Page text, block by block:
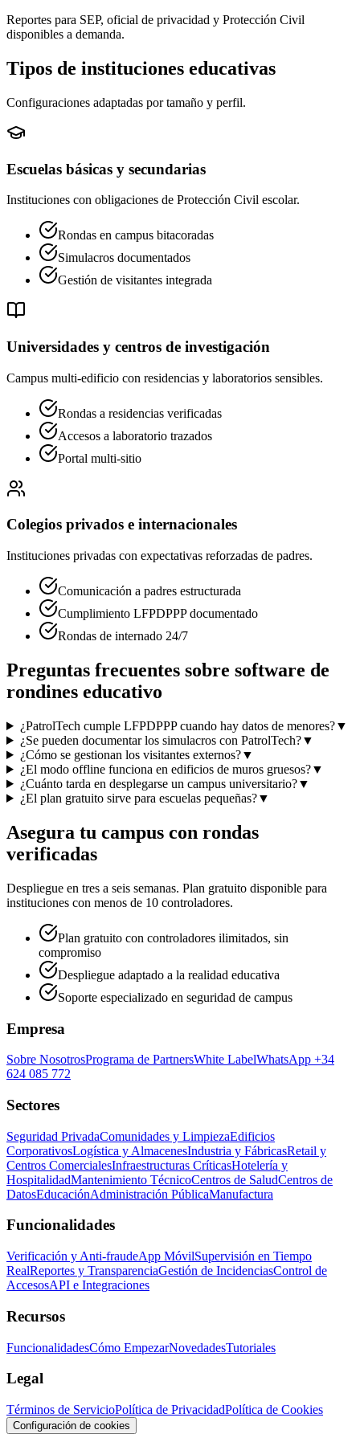
Reportes para SEP, oficial de privacidad y Protección Civil
disponibles a demanda.
Tipos de instituciones educativas
Configuraciones adaptadas por tamaño y perfil.
Escuelas básicas y secundarias
Instituciones con obligaciones de Protección Civil escolar.
Rondas en campus bitacoradas
Simulacros documentados
Gestión de visitantes integrada
Universidades y centros de investigación
Campus multi-edificio con residencias y laboratorios sensibles.
Rondas a residencias verificadas
Accesos a laboratorio trazados
Portal multi-sitio
Colegios privados e internacionales
Instituciones privadas con expectativas reforzadas de padres.
Comunicación a padres estructurada
Cumplimiento LFPDPPP documentado
Rondas de internado 24/7
Preguntas frecuentes sobre software de
rondines educativo
¿PatrolTech cumple LFPDPPP cuando hay datos de menores?▼
¿Se pueden documentar los simulacros con PatrolTech?▼
¿Cómo se gestionan los visitantes externos?▼
¿El modo offline funciona en edificios de muros gruesos?▼
¿Cuánto tarda en desplegarse un campus universitario?▼
¿El plan gratuito sirve para escuelas pequeñas?▼
Asegura tu campus con rondas
verificadas
Despliegue en tres a seis semanas. Plan gratuito disponible para
instituciones con menos de 10 controladores.
Plan gratuito con controladores ilimitados, sin
compromiso
Despliegue adaptado a la realidad educativa
Soporte especializado en seguridad de campus
Empresa
Sobre NosotrosPrograma de PartnersWhite LabelWhatsApp +34
624 085 772
Sectores
Seguridad PrivadaComunidades y LimpiezaEdificios
CorporativosLogística y AlmacenesIndustria y FábricasRetail y
Centros ComercialesInfraestructuras CríticasHotelería y
HospitalidadMantenimiento TécnicoCentros de SaludCentros de
DatosEducaciónAdministración PúblicaManufactura
Funcionalidades
Verificación y Anti-fraudeApp MóvilSupervisión en Tiempo
RealReportes y TransparenciaGestión de IncidenciasControl de
AccesosAPI e Integraciones
Recursos
FuncionalidadesCómo EmpezarNovedadesTutoriales
Legal
Términos de ServicioPolítica de PrivacidadPolítica de Cookies
Configuración de cookies